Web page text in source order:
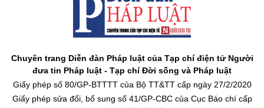
Chuyên trang Diễn đàn Pháp luật của Tạp chí điện tử Người
đưa tin Pháp luật - Tạp chí Đời sống và Pháp luật
Giấy phép số 80/GP-BTTTT của Bộ TT&TT cấp ngày 27/2/2020
Giấy phép sửa đổi, bổ sung số 41/GP-CBC của Cục Báo chí cấp